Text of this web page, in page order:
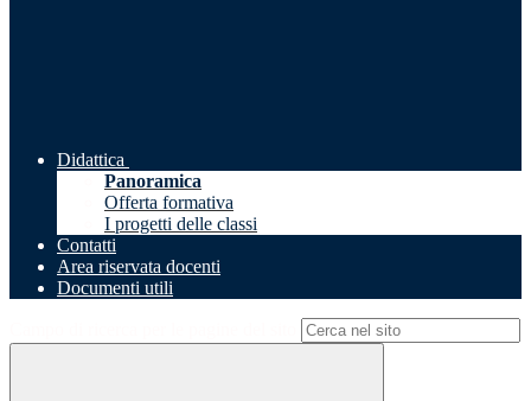
Didattica
Panoramica
Offerta formativa
I progetti delle classi
Contatti
Area riservata docenti
Documenti utili